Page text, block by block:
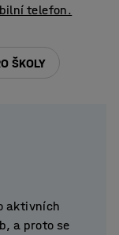
telefon.
ŠKOLY
aktivních
a proto se